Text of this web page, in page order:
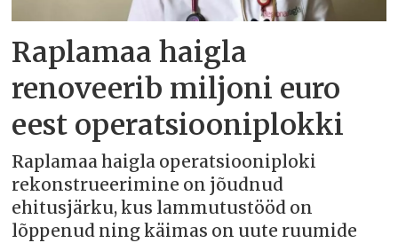
Raplamaa haigla
renoveerib miljoni euro
eest operatsiooniplokki
Raplamaa haigla operatsiooniploki
rekonstrueerimine on jõudnud
ehitusjärku, kus lammutustööd on
lõppenud ning käimas on uute ruumide